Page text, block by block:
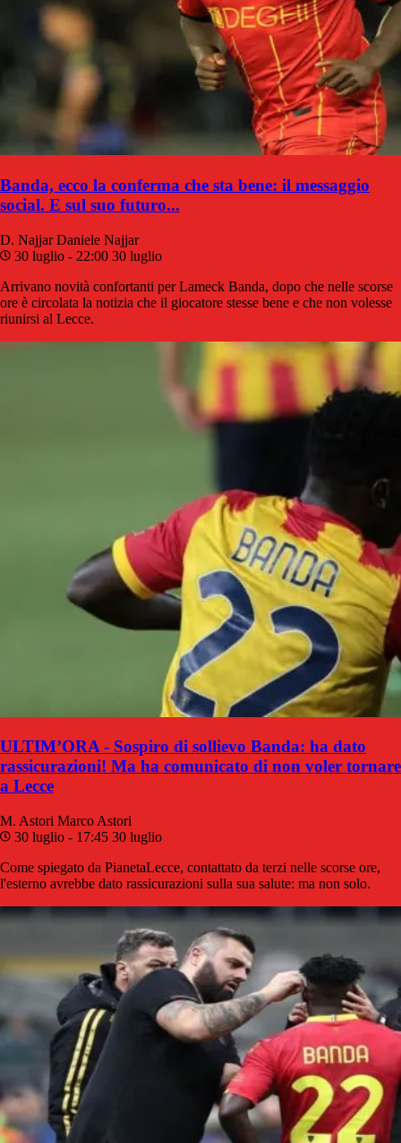
Banda, ecco la conferma che sta bene: il messaggio
social. E sul suo futuro...
D. Najjar Daniele Najjar
30 luglio - 22:00 30 luglio
Arrivano novità confortanti per Lameck Banda, dopo che nelle scorse
ore è circolata la notizia che il giocatore stesse bene e che non volesse
riunirsi al Lecce.
ULTIM’ORA - Sospiro di sollievo Banda: ha dato
rassicurazioni! Ma ha comunicato di non voler tornare
a Lecce
M. Astori Marco Astori
30 luglio - 17:45 30 luglio
Come spiegato da PianetaLecce, contattato da terzi nelle scorse ore,
l'esterno avrebbe dato rassicurazioni sulla sua salute: ma non solo.